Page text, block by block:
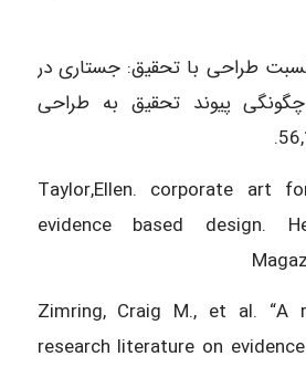
طراحی با تحقیق: جستاری در
پیوند تحقیق به طراحی
[8] Taylor,Ellen. corporate art
evidence based design.
[9] Zimring, Craig M., et al.
research literature on